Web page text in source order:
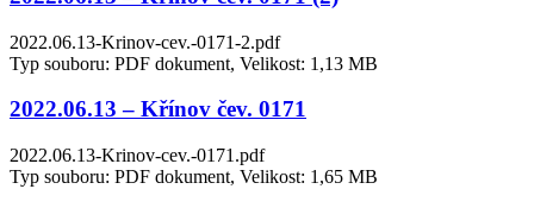
2022.06.13-Krinov-cev.-0171-2.pdf
Typ souboru: PDF dokument, Velikost: 1,13 MB
2022.06.13 – Křínov čev. 0171
2022.06.13-Krinov-cev.-0171.pdf
Typ souboru: PDF dokument, Velikost: 1,65 MB